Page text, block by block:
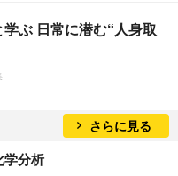
ぶ 日常に潜む“人身取
さらに見る
学分析